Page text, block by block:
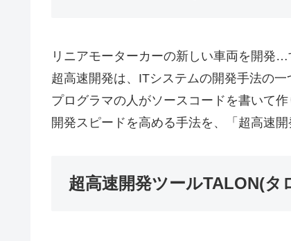
リニアモーターカーの新しい車両を開発…
超高速開発は、ITシステムの開発手法の一
プログラマの人がソースコードを書いて
開発スピードを高める手法を、「超高速開
超高速開発ツール TALON(タ